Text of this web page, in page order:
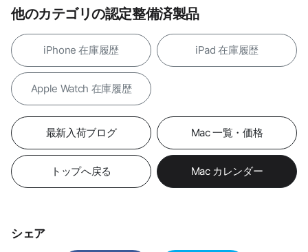
他のカテゴリの認定整備済製品
iPhone 在庫履歴 iPad 在庫履歴
Apple Watch 在庫履歴
最新入荷ブログ Mac 一覧・価格
トップへ戻る Mac カレンダー
シェア